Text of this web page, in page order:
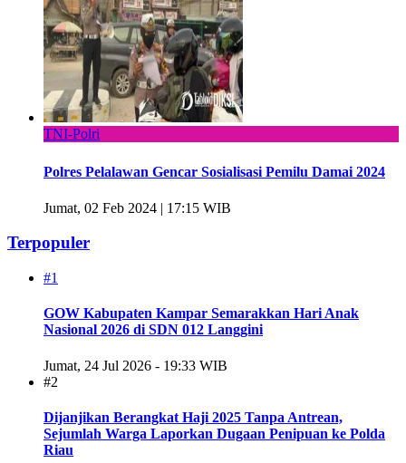
TNI-Polri
Polres Pelalawan Gencar Sosialisasi Pemilu Damai 2024
Jumat, 02 Feb 2024 | 17:15 WIB
Terpopuler
#1
GOW Kabupaten Kampar Semarakkan Hari Anak
Nasional 2026 di SDN 012 Langgini
Jumat, 24 Jul 2026 - 19:33 WIB
#2
Dijanjikan Berangkat Haji 2025 Tanpa Antrean,
Sejumlah Warga Laporkan Dugaan Penipuan ke Polda
Riau